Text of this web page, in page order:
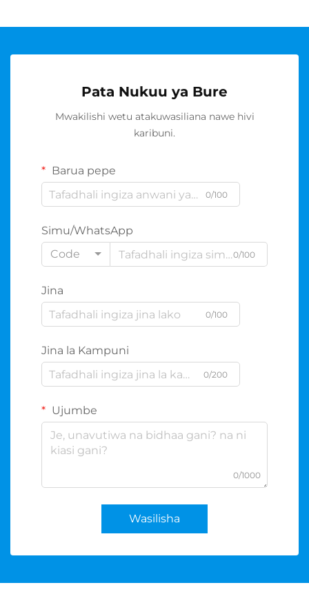
Pata Nukuu ya Bure
Mwakilishi wetu atakuwasiliana nawe hivi
karibuni.
Barua pepe
0/100
Simu/WhatsApp
Code
0/100
Jina
0/100
Jina la Kampuni
0/200
Ujumbe
0/1000
Wasilisha